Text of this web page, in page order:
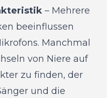
– Mehrere
beeinflussen
Manchmal
von Niere auf
zu finden, der
und die